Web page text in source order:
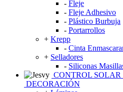
- Fleje
- Fleje Adhesivo
- Plástico Burbuja
- Portarrollos
+ Krepp
- Cinta
+ Selladores
- Siliconas
CONTROL SOLAR
DECORACIÓN